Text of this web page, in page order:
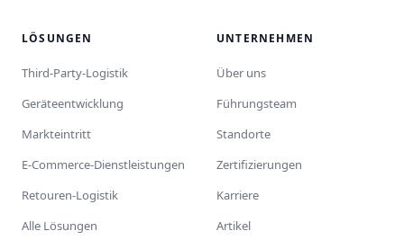
LÖSUNGEN
Third-Party-Logistik
Geräteentwicklung
Markteintritt
E-Commerce-Dienstleistungen
Retouren-Logistik
Alle Lösungen
UNTERNEHMEN
Über uns
Führungsteam
Standorte
Zertifizierungen
Karriere
Artikel